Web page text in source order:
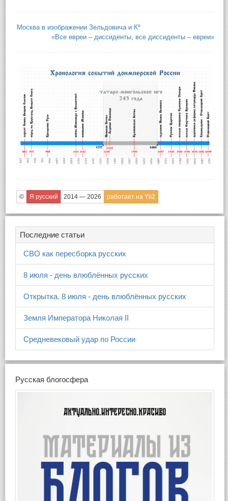
Москва в изображении Зельдовича и Кº
«Все евреи – диссиденты, все диссиденты – евреи»
© Я русский 2014 — 2026 работает на Yii2
Последние статьи
СВО как пересборка русских
8 июля - день влюблённых русских
Открытка. 8 июля - день влюблённых русских
Земля Императора Николая II
Средневековый удар по России
Русская блогосфера